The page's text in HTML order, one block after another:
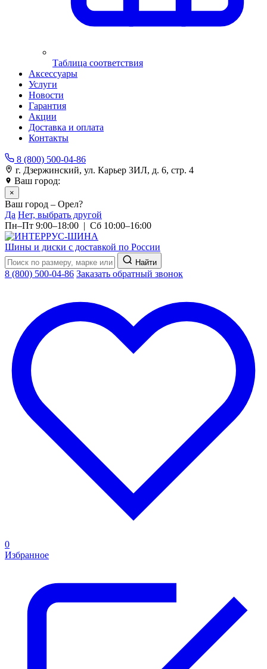
Таблица соответствия
Аксессуары
Услуги
Новости
Гарантия
Акции
Доставка и оплата
Контакты
8 (800) 500-04-86
г. Дзержинский, ул. Карьер ЗИЛ, д. 6, стр. 4
Ваш город:
×
Ваш город – Орел?
Да Нет, выбрать другой
Пн–Пт 9:00–18:00 | Сб 10:00–16:00
Шины и диски с доставкой по России
Найти
8 (800) 500-04-86 Заказать обратный звонок
0
Избранное